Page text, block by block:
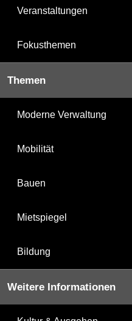
Veranstaltungen
Fokusthemen
Themen
Moderne Verwaltung
Mobilität
Bauen
Mietspiegel
Bildung
Weitere Informationen